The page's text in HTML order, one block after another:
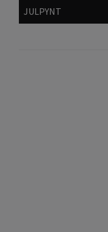
JULPYNT